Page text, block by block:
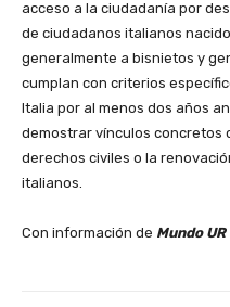
acceso a la ciudadanía por
de ciudadanos italianos
generalmente a bisnietos y
cumplan con criterios
Italia por al menos dos años
demostrar vínculos concretos
derechos civiles o la
italianos.
‎Con información de Mundo UR